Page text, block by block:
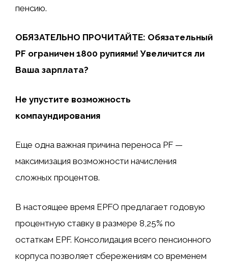
пенсию.
ОБЯЗАТЕЛЬНО ПРОЧИТАЙТЕ: Обязательный
PF ограничен 1800 рупиями! Увеличится ли
Ваша зарплата?
Не упустите возможность
компаундирования
Еще одна важная причина переноса PF —
максимизация возможности начисления
сложных процентов.
В настоящее время EPFO ​​предлагает годовую
процентную ставку в размере 8,25% по
остаткам EPF. Консолидация всего пенсионного
корпуса позволяет сбережениям со временем